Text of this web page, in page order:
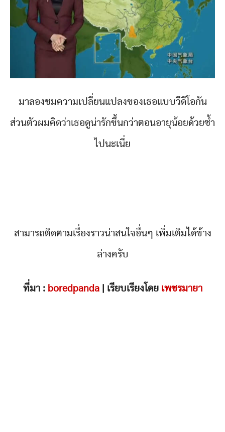
มาลองชมความเปลี่ยนแปลงของเธอแบบวีดีโอกัน
ส่วนตัวผมคิดว่าเธอดูน่ารักขึ้นกว่าตอนอายุน้อยด้วยซ้ำ
ไปนะเนี่ย
สามารถติดตามเรื่องราวน่าสนใจอื่นๆ เพิ่มเติมได้ข้าง
ล่างครับ
ที่มา : boredpanda| เรียบเรียงโดย เพชรมายา